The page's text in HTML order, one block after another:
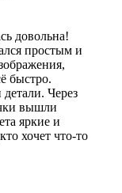
довольна!
простым и
быстро.
Через
вышли
яркие и
хочет что-то